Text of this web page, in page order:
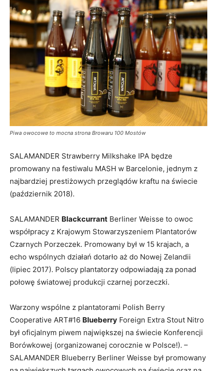
Piwa owocowe to mocna strona Browaru 100 Mostów
SALAMANDER Strawberry Milkshake IPA będze
promowany na festiwalu MASH w Barcelonie, jednym z
najbardziej prestiżowych przeglądów kraftu na świecie
(październik 2018).
SALAMANDER Blackcurrant Berliner Weisse to owoc
współpracy z Krajowym Stowarzyszeniem Plantatorów
Czarnych Porzeczek. Promowany był w 15 krajach, a
echo wspólnych działań dotarło aż do Nowej Zelandii
(lipiec 2017). Polscy plantatorzy odpowiadają za ponad
połowę światowej produkcji czarnej porzeczki.
Warzony wspólne z plantatorami Polish Berry
Cooperative ART#16 Blueberry Foreign Extra Stout Nitro
był oficjalnym piwem największej na świecie Konferencji
Borówkowej (organizowanej corocznie w Polsce!). –
SALAMANDER Blueberry Berliner Weisse był promowany